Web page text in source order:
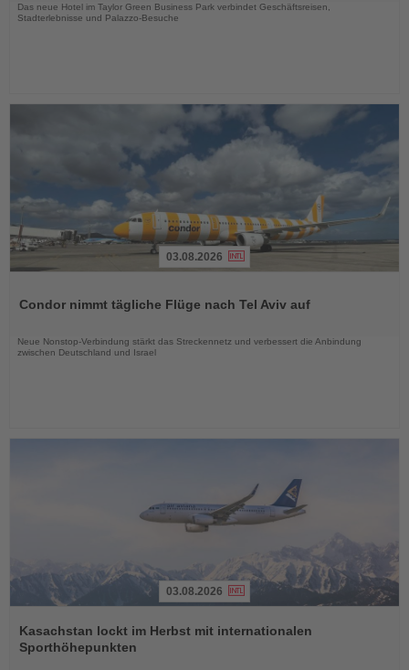
Das neue Hotel im Taylor Green Business Park verbindet Geschäftsreisen,
Stadterlebnisse und Palazzo-Besuche
die
03.08.2026
Condor nimmt tägliche Flüge nach Tel Aviv auf
Neue Nonstop-Verbindung stärkt das Streckennetz und verbessert die Anbindung
zwischen Deutschland und Israel
Sie
die
Nachrichten
03.08.2026
Kasachstan lockt im Herbst mit internationalen
Sporthöhepunkten